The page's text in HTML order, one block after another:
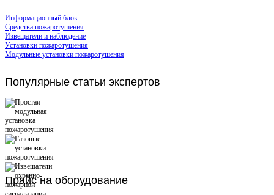
Информационный блок
Средства пожаротушения
Извещатели и наблюдение
Установки пожаротушения
Модульные установки пожаротушения
Популярные статьи экспертов
Прайсна оборудование